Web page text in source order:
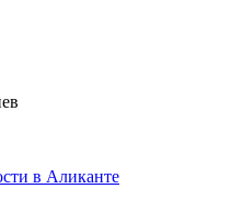
в Аликанте